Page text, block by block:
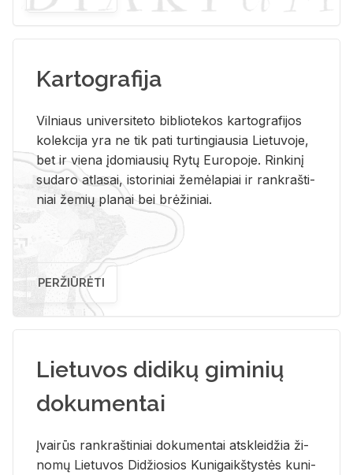
Kartografija
Vil­niaus uni­ver­si­te­to bi­b­lio­te­kos kar­to­gra­fi­jos
ko­lek­ci­ja yra ne tik pati tur­tin­giau­sia Lie­tu­vo­je,
bet ir vie­na įdo­miau­sių Rytų Eu­ro­po­je. Rin­ki­nį
su­da­ro at­la­sai, is­to­ri­niai že­mė­la­piai ir rank­raš­ti­
niai že­mių pla­nai bei brė­ži­niai.
PERŽIŪRĖTI
Lietuvos didikų giminių
dokumentai
Įvai­rūs rank­raš­ti­niai do­ku­men­tai at­sklei­džia ži­
no­mų Lie­tu­vos Di­džio­sios Ku­ni­gaikš­tys­tės ku­ni­